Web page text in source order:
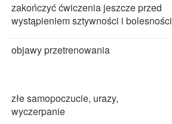
zakończyć ćwiczenia jeszcze przed
wystąpieniem sztywności i bolesności
objawy przetrenowania
złe samopoczucie, urazy,
wyczerpanie